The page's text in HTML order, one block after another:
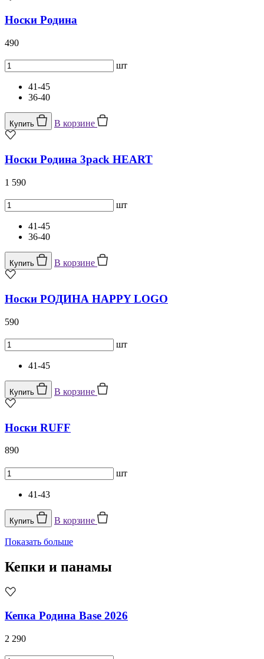
Носки Родина
490
шт
41-45
36-40
Купить В корзине
Носки Родина 3pack HEART
1 590
шт
41-45
36-40
Купить В корзине
Носки РОДИНА HAPPY LOGO
590
шт
41-45
Купить В корзине
Носки RUFF
890
шт
41-43
Купить В корзине
Показать больше
Кепки и панамы
Кепка Родина Base 2026
2 290